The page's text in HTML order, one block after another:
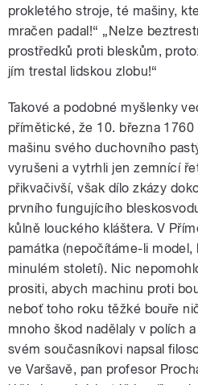
prokletého stroje, té mašiny,
mračen padal!“ „Nelze
prostředků proti bleskům,
jím trestal lidskou zlobu!“
Takové a podobné myšlenky
přímětické, že 10. března
mašinu svého duchovního
vyrušeni a vytrhli jen zemnící
přikvačivší, však dílo zkázy
prvního fungujícího
kůlně louckého kláštera. V
památka (nepočítáme-li
minulém století). Nic
prositi, abych machinu proti
neboť toho roku těžké bouře
mnoho škod nadělaly v polích
svém současníkovi napsal
ve Varšavě, pan profesor